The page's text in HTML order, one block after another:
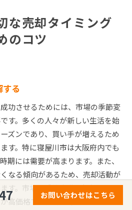
な売却タイミング
のコツ
する
功させるためには、市場の季節変
す。多くの人々が新しい生活を始
ズンであり、買い手が増えるため
す。特に寝屋川市は大阪府内でも
期には需要が高まります。また、
なる傾向があるため、売却活動が
す。市場の季節変動を把握し、タ
高価格での売却に繋がります。
お問い合わせはこちら